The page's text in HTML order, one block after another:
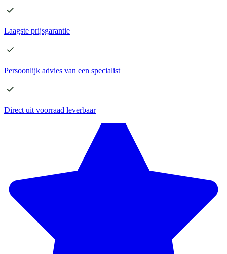
Laagste prijsgarantie
Persoonlijk advies van een specialist
Direct uit voorraad leverbaar